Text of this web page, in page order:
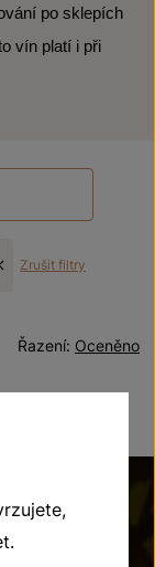
po sklepích
vín platí i při
Zrušit filtry
Oceněno
Řazení: